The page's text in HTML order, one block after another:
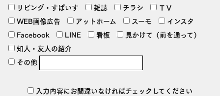
リビング・すぱいす
雑誌 チラシ
ＴＶ
WEB画像広告
アットホーム スーモ
インスタ
Facebook
LINE 看板
見かけて（前を通って）
知人・友人の紹介
その他
入力内容にお間違いなければチェックしてください